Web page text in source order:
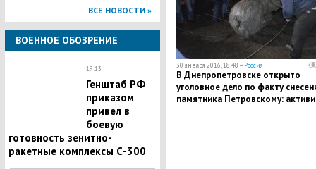
ВСЕ НОВОСТИ »
ВОЕННОЕ ОБОЗРЕНИЕ
19:13
Генштаб РФ
приказом
привел в
боевую
готовность зенитно-
ракетные комплексы С-300
30 января 2016, 18:48 —Россия
В Днепропетровске открыто
уголовное дело по факту
памятника Петровскому: